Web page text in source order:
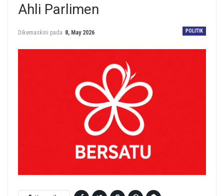
Ahli Parlimen
POLITIK
Dikemaskini pada 8, May 2026